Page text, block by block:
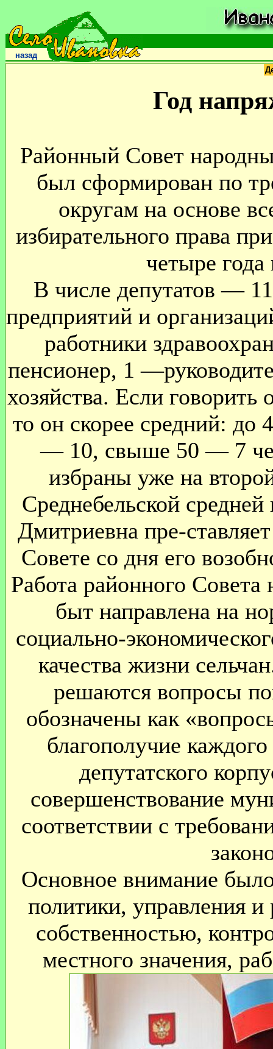
назад
Год
Районный Совет
был сформирован по
округам на основе
избирательного права
четыре года
В числе депутатов —
предприятий и
работники
пенсионер, 1
хозяйства. Если говорить
то он скорее средний: до
— 10, свыше 50 — 7
избраны уже на
Среднебельской
Дмитриевна пре-
Совете со дня его
Работа районного Совета
быт направлена на
социально-
качества жизни
решаются вопросы
обозначены как
благополучие
депутатского
совершенствование
соответствии с
Основное внимание
политики, управления
собственностью,
местного значения,